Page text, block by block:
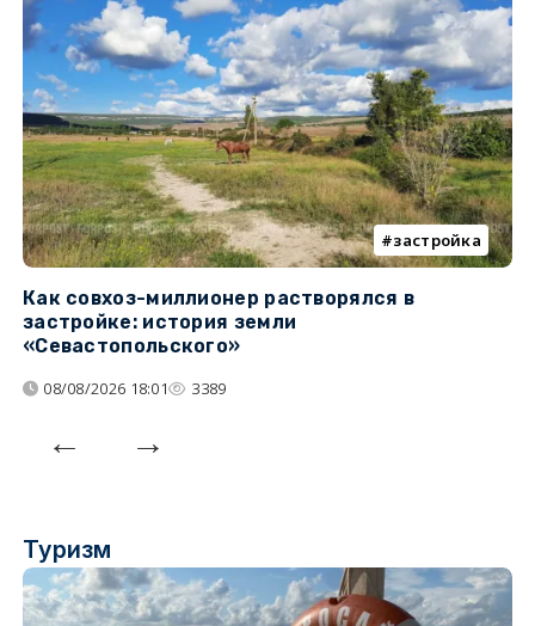
застройка
Как совхоз-миллионер растворялся в
застройке: история земли
«Севастопольского»
08/08/2026 18:01 3389
Туризм